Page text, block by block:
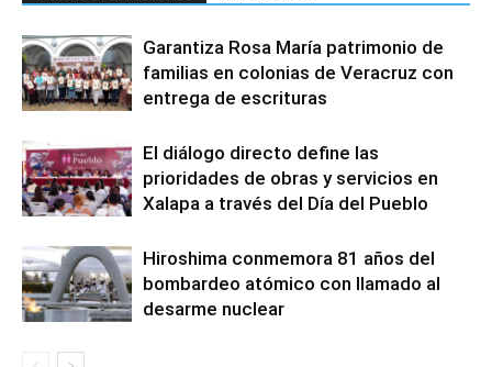
Garantiza Rosa María patrimonio de
familias en colonias de Veracruz con
entrega de escrituras
El diálogo directo define las
prioridades de obras y servicios en
Xalapa a través del Día del Pueblo
Hiroshima conmemora 81 años del
bombardeo atómico con llamado al
desarme nuclear